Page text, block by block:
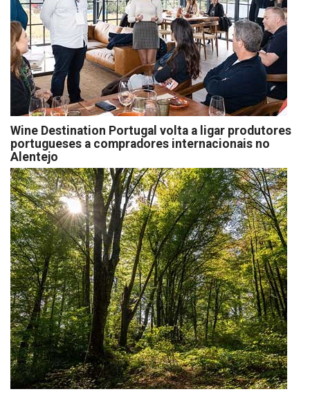
Wine Destination Portugal volta a ligar produtores
portugueses a compradores internacionais no
Alentejo